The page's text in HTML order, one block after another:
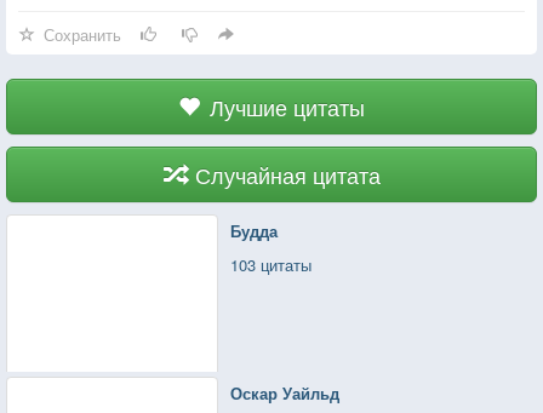
так страшно.
— Тебе трудно понять, малютка, — сказал Аслан, —
но ничто никогда не происходит так, как уже было.
Сохранить
Лучшие цитаты
Случайная цитата
Будда
103 цитаты
Оскар Уайльд